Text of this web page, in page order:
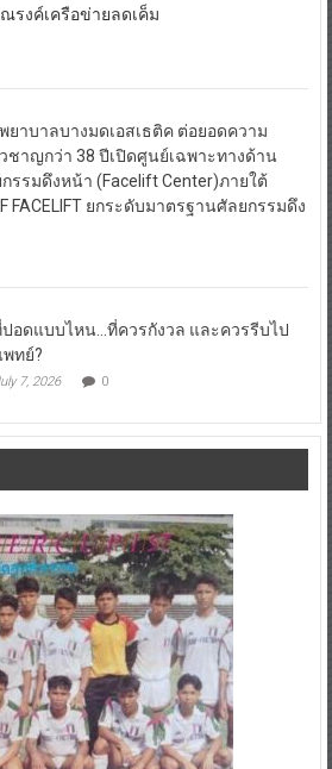
รงค์เครือข่ายลดเค็ม
ยาบาลบางมดเอสเธติค ต่อยอดความ
ชาญกว่า 38 ปีเปิดศูนย์เฉพาะทางด้าน
รรมดึงหน้า (Facelift Center)ภายใต้
FACELIFT ยกระดับมาตรฐานศัลยกรรมดึง
อดแบบไหน…ที่ควรกังวล และควรรีบไป
ทย์?
7, 2026 0